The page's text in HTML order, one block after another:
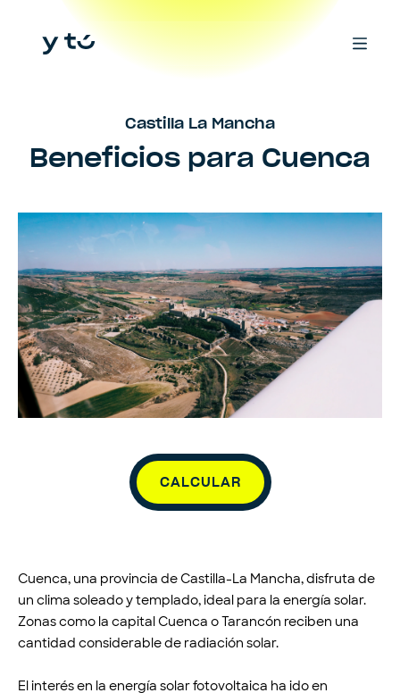
Castilla La Mancha
Beneficios para Cuenca
CALCULAR
Cuenca, una provincia de Castilla-La Mancha, disfruta de
un clima soleado y templado, ideal para la energía solar.
Zonas como la capital Cuenca o Tarancón reciben una
cantidad considerable de radiación solar.
El interés en la energía solar fotovoltaica ha ido en